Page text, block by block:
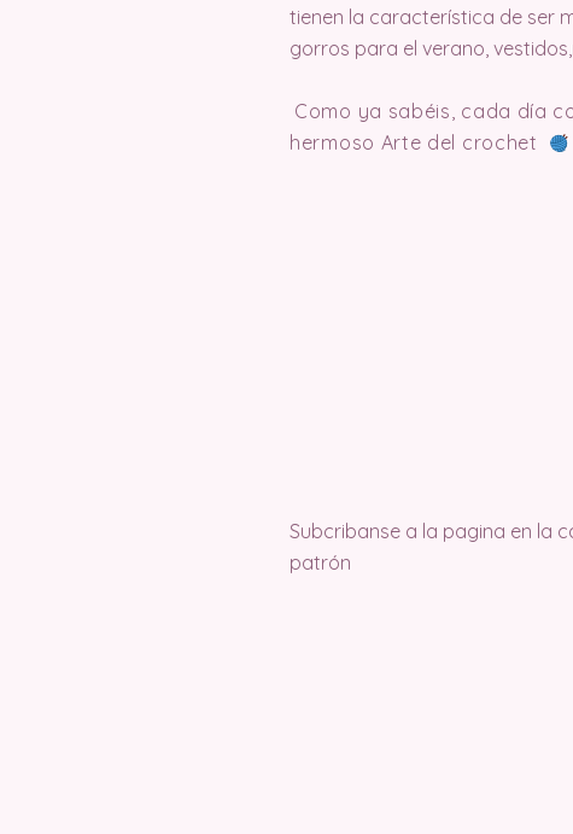
tienen la característica de ser
gorros para el verano,
Como ya sabéis, cada día
hermoso Arte del crochet
Subcribanse a la pagina en la
patrón